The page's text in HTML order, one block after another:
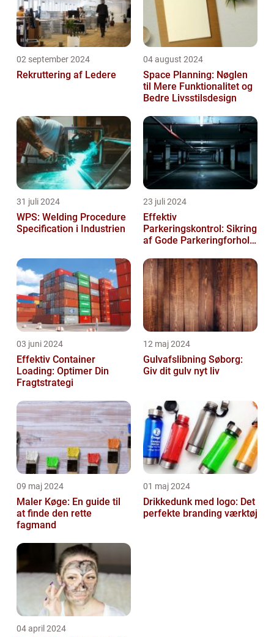
02 september 2024
Rekruttering af Ledere
04 august 2024
Space Planning: Nøglen
til Mere Funktionalitet og
Bedre Livsstilsdesign
31 juli 2024
WPS: Welding Procedure
Specification i Industrien
23 juli 2024
Effektiv
Parkeringskontrol: Sikring
af Gode Parkeringforhold
03 juni 2024
Effektiv Container
Loading: Optimer Din
Fragtstrategi
12 maj 2024
Gulvafslibning Søborg:
Giv dit gulv nyt liv
09 maj 2024
Maler Køge: En guide til
at finde den rette
fagmand
01 maj 2024
Drikkedunk med logo: Det
perfekte branding værktøj
04 april 2024